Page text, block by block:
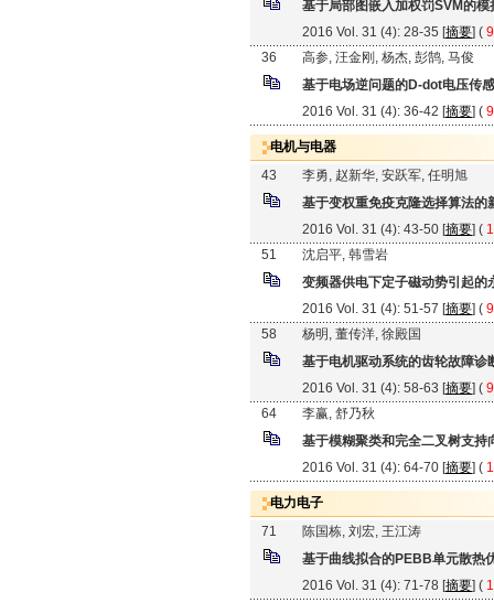
基于局部图嵌入加权罚SVM的
2016 Vol. 31 (4): 28-35 [摘要] (
36
高参, 汪金刚, 杨杰, 彭鹄, 马俊
基于电场逆问题的D-dot电压传
2016 Vol. 31 (4): 36-42 [摘要] (
电机与电器
43
李勇, 赵新华, 安跃军, 任明旭
基于变权重免疫克隆选择算法的
2016 Vol. 31 (4): 43-50 [摘要] (
51
沈启平, 韩雪岩
变频器供电下定子磁动势引起的
2016 Vol. 31 (4): 51-57 [摘要] (
58
杨明, 董传洋, 徐殿国
基于电机驱动系统的齿轮故障诊
2016 Vol. 31 (4): 58-63 [摘要] (
64
李赢, 舒乃秋
基于模糊聚类和完全二叉树支持
2016 Vol. 31 (4): 64-70 [摘要] (
电力电子
71
陈国栋, 刘宏, 王江涛
基于曲线拟合的PEBB单元散热
2016 Vol. 31 (4): 71-78 [摘要] (